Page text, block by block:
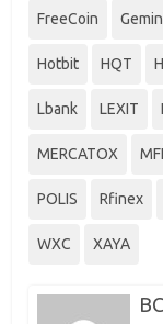
FreeCoin
Hotbit HQT
Lbank LEXIT
MERCATOX
POLIS Rfinex
WXC XAYA